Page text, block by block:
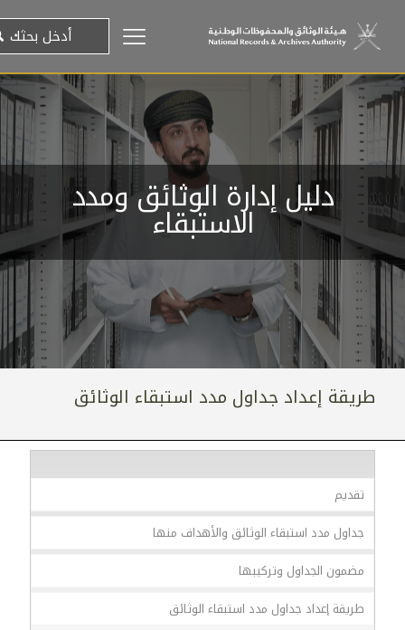
دليل إدارة الوثائق ومدد
الاستبقاء
طريقة إعداد جداول مدد استبقاء الوثائق
تقديم
جداول مدد استبقاء الوثائق والأهداف منها
مضمون الجداول وتركيبها
طريقة إعداد جداول مدد استبقاء الوثائق